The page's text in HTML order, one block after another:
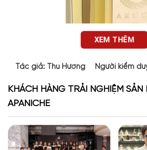
Argos Pour Homme EDP là chai
hãng không chỉ chăm chút về mùi
XEM THÊM
Tác giả: Thu Hương Người kiểm
KHÁCH HÀNG TRẢI NGHIỆM SẢN
APANICHE